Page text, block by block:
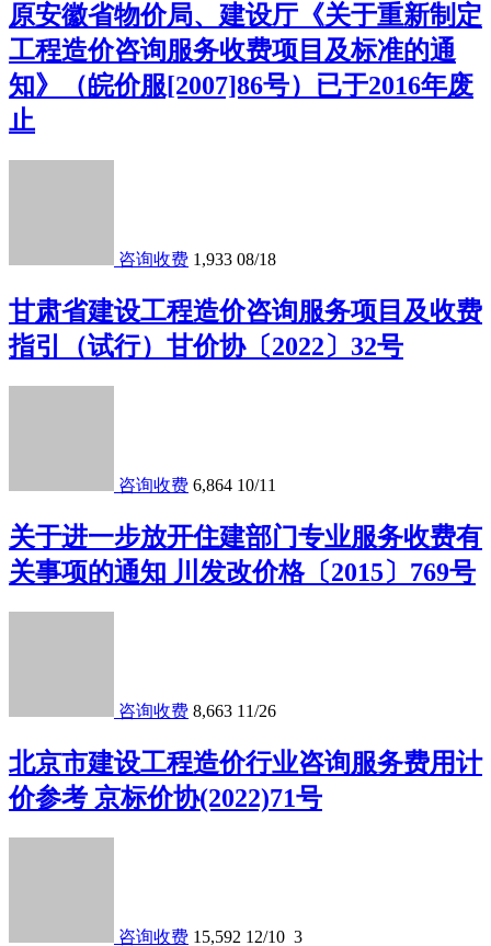
原安徽省物价局、建设厅《关于重新制定
工程造价咨询服务收费项目及标准的通
知》（皖价服[2007]86号）已于2016年废
止
咨询收费 1,933 08/18
甘肃省建设工程造价咨询服务项目及收费
指引（试行）甘价协〔2022〕32号
咨询收费 6,864 10/11
关于进一步放开住建部门专业服务收费有
关事项的通知 川发改价格〔2015〕769号
咨询收费 8,663 11/26
北京市建设工程造价行业咨询服务费用计
价参考 京标价协(2022)71号
咨询收费 15,592 12/10 3